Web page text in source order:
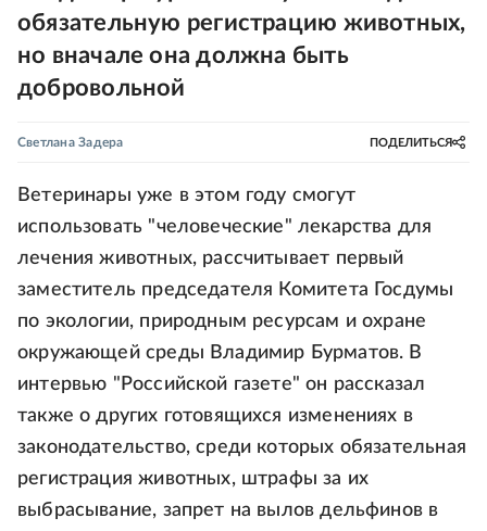
обязательную регистрацию животных,
но вначале она должна быть
добровольной
Светлана Задера ПОДЕЛИТЬСЯ
Ветеринары уже в этом году смогут
использовать "человеческие" лекарства для
лечения животных, рассчитывает первый
заместитель председателя Комитета Госдумы
по экологии, природным ресурсам и охране
окружающей среды Владимир Бурматов. В
интервью "Российской газете" он рассказал
также о других готовящихся изменениях в
законодательство, среди которых обязательная
регистрация животных, штрафы за их
выбрасывание, запрет на вылов дельфинов в